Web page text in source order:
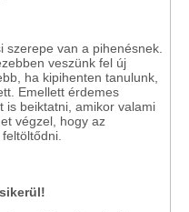
szerepe van a pihenésnek.
veszünk fel új
ha kipihenten tanulunk,
Emellett érdemes
is beiktatni, amikor valami
végzel, hogy az